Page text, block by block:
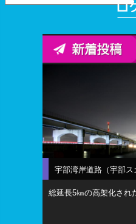
宇部湾岸道路（宇部ス
総延長5㎞の高架化され